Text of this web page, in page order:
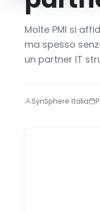
Molte PMI si
ma spesso
un partner IT
SynSphere Italia